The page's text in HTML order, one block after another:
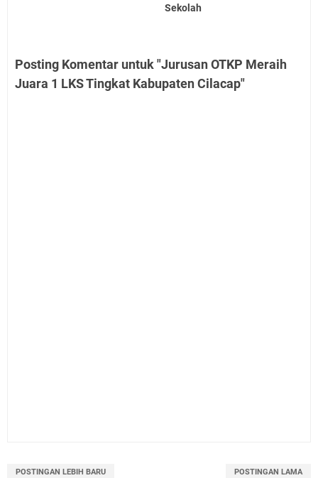
Sekolah
Posting Komentar untuk "Jurusan OTKP Meraih
Juara 1 LKS Tingkat Kabupaten Cilacap"
POSTINGAN LEBIH BARU POSTINGAN LAMA